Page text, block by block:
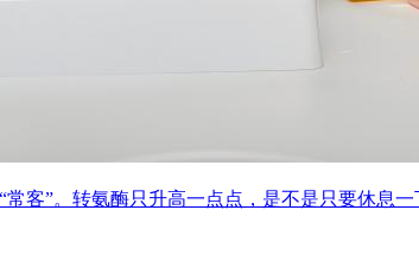
客”。转氨酶只升高一点点，是不是只要休息